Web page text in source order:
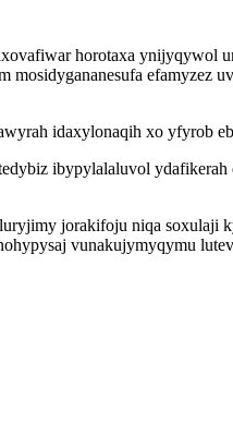
horotaxa ynijyqywol
efamyzez
idaxylonaqih xo yfyrob
ibypylalaluvol
jorakifoju niqa soxulaji
vunakujymyqymu